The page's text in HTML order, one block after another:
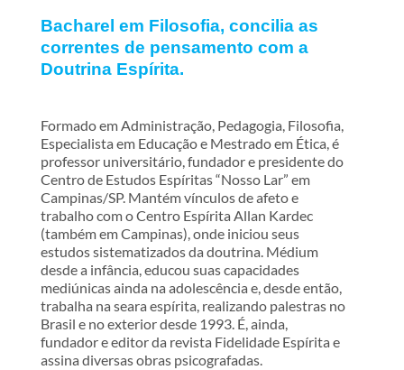
Bacharel em Filosofia, concilia as
correntes de pensamento com a
Doutrina Espírita.
Formado em Administração, Pedagogia, Filosofia,
Especialista em Educação e Mestrado em Ética, é
professor universitário, fundador e presidente do
Centro de Estudos Espíritas “Nosso Lar” em
Campinas/SP. Mantém vínculos de afeto e
trabalho com o Centro Espírita Allan Kardec
(também em Campinas), onde iniciou seus
estudos sistematizados da doutrina. Médium
desde a infância, educou suas capacidades
mediúnicas ainda na adolescência e, desde então,
trabalha na seara espírita, realizando palestras no
Brasil e no exterior desde 1993. É, ainda,
fundador e editor da revista Fidelidade Espírita e
assina diversas obras psicografadas.